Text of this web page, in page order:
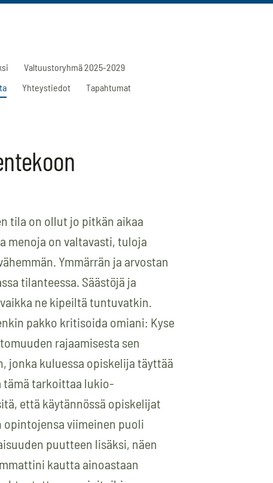
Valtuustoryhmä 2025-2029
Yhteystiedot Tapahtumat
tila on ollut jo pitkän aikaa
menoja on valtavasti, tuloja
Ymmärrän ja arvostan
tilanteessa. Säästöjä ja
ne kipeiltä tuntuvatkin.
pakko kritisoida omiani: Kyse
rajaamisesta sen
jonka kuluessa opiskelija täyttää
tämä tarkoittaa lukio-
että käytännössä opiskelijat
opintojensa viimeinen puoli
puutteen lisäksi, näen
kautta ainoastaan